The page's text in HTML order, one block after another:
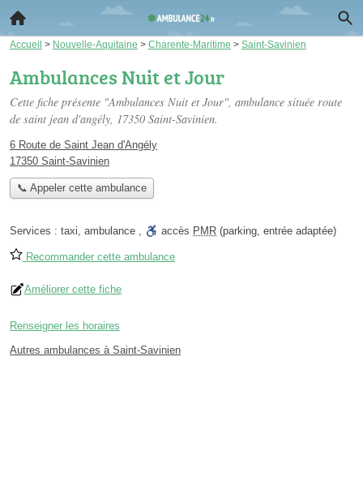
Accueil > Nouvelle-Aquitaine > Charente-Maritime > Saint-Savinien
Ambulances Nuit et Jour
Cette fiche présente "Ambulances Nuit et Jour", ambulance située route
de saint jean d'angély, 17350 Saint-Savinien.
6 Route de Saint Jean d'Angély
17350 Saint-Savinien
📞 Appeler cette ambulance
Services : taxi, ambulance , accès PMR (parking, entrée adaptée)
Recommander cette ambulance
Améliorer cette fiche
Renseigner les horaires
Autres ambulances à Saint-Savinien